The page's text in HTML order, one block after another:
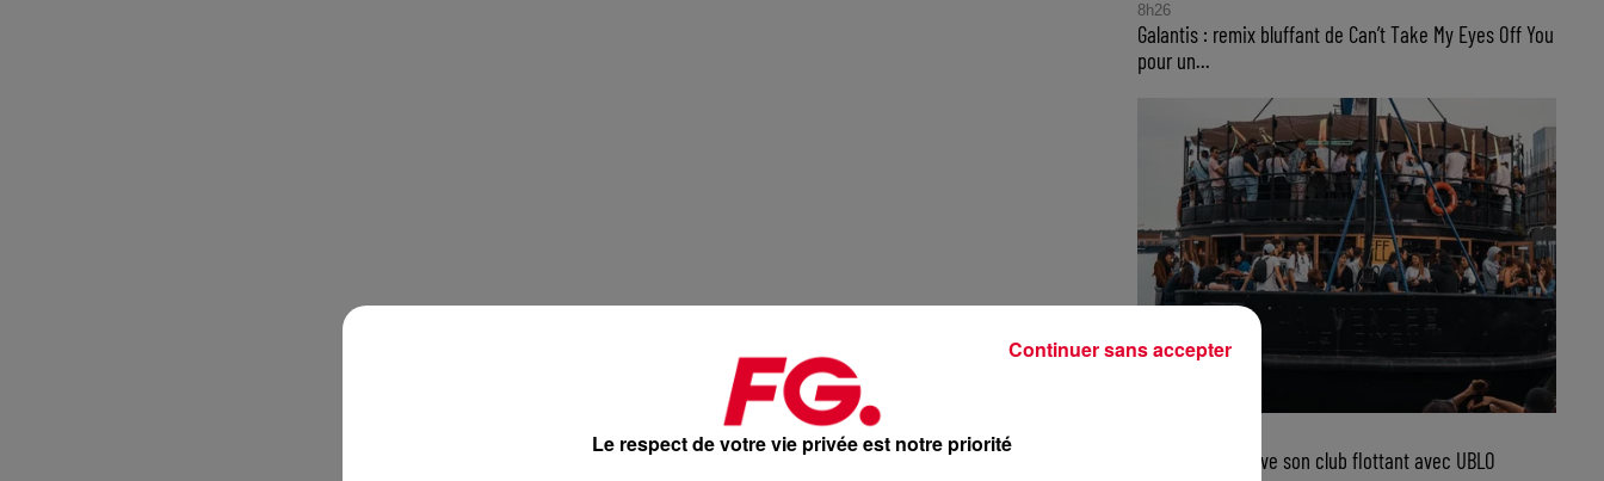
8h26
Galantis : remix bluffant de Can’t Take My Eyes Off You
pour un...
Bordeaux retrouve son club flottant avec UBLO
Le respect de votre vie privée est notre priorité
Continuer sans accepter